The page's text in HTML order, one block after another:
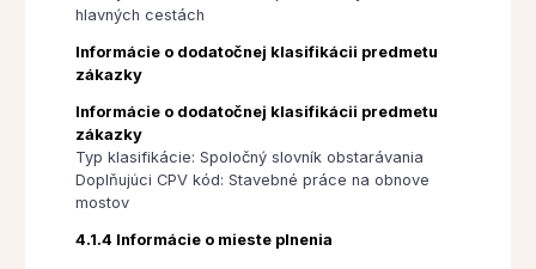
hlavných cestách
Informácie o dodatočnej klasifikácii predmetu
zákazky
Informácie o dodatočnej klasifikácii predmetu
zákazky
Typ klasifikácie: Spoločný slovník obstarávania
Doplňujúci CPV kód: Stavebné práce na obnove
mostov
4.1.4 Informácie o mieste plnenia